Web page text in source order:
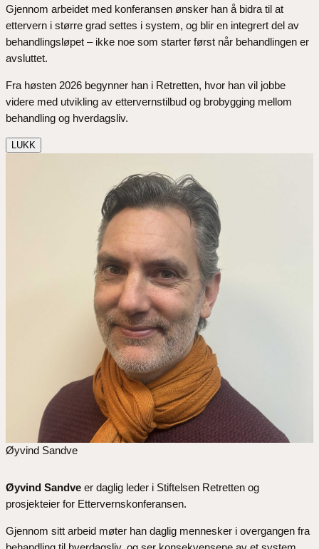
Gjennom arbeidet med konferansen ønsker han å bidra til at
ettervern i større grad settes i system, og blir en integrert del av
behandlingsløpet – ikke noe som starter først når behandlingen er
avsluttet.
Fra høsten 2026 begynner han i Retretten, hvor han vil jobbe
videre med utvikling av ettervernstilbud og brobygging mellom
behandling og hverdagsliv.
LUKK
Øyvind Sandve
Øyvind Sandve er daglig leder i Stiftelsen Retretten og
prosjekteier for Ettervernskonferansen.
Gjennom sitt arbeid møter han daglig mennesker i overgangen fra